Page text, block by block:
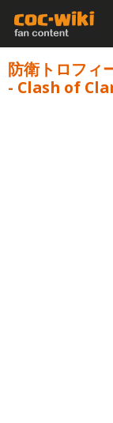
防衛トロフィ
- Clash of